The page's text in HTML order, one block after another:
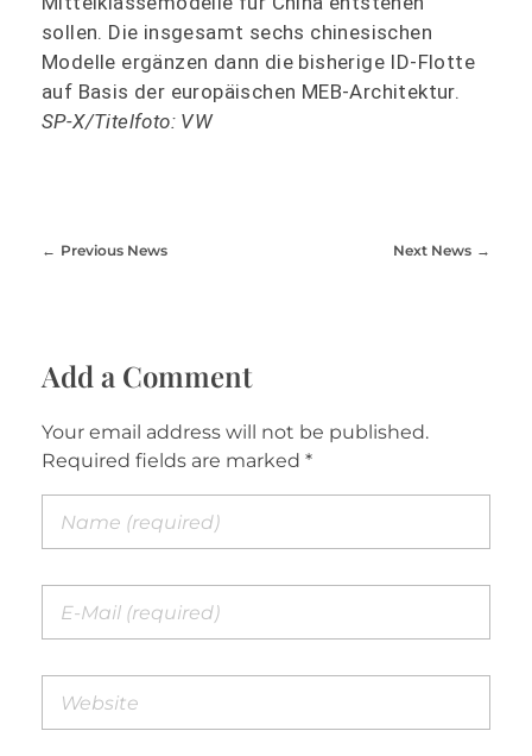
sollen. Die insgesamt sechs chinesischen
Modelle ergänzen dann die bisherige ID-Flotte
auf Basis der europäischen MEB-Architektur.
SP-X/Titelfoto: VW
Previous News Next News
Add a Comment
Your email address will not be published.
Required fields are marked *